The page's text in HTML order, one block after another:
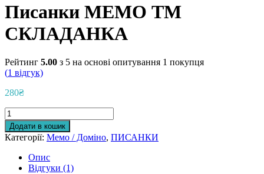
Писанки МЕМО ТМ
СКЛАДАНКА
Рейтинг 5.00 з 5 на основі опитування 1 покупця
(1 відгук)
280₴
Писанки
МЕМО
ТМ
СКЛАДАНКА
кількість
Додати в кошик
Категорії: Мемо / Доміно, ПИСАНКИ
Опис
Відгуки (1)